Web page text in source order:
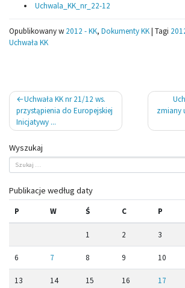
Uchwala_KK_nr_22-12
Opublikowany w 2012 - KK, Dokumenty KK| Tagi
Uchwała KK
Nawigacja
wpisu
Uchwała KK nr 21/12 ws.
przystąpienia do Europejskiej
Inicjatywy ...
zmiany
Wyszukaj
Publikacje według daty
P W Ś C P
1 2 3
6 7 8 9 10
13 14 15 16 17